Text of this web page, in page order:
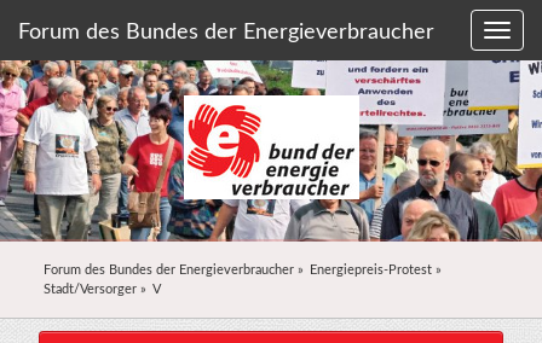
Forum des Bundes der Energieverbraucher
Forum des Bundes der Energieverbraucher» Energiepreis-Protest »
Stadt/Versorger» V